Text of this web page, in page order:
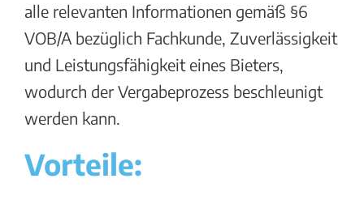
alle relevanten Informationen gemäß §6
VOB/A bezüglich Fachkunde, Zuverlässigkeit
und Leistungsfähigkeit eines Bieters,
wodurch der Vergabeprozess beschleunigt
werden kann.
Vorteile: